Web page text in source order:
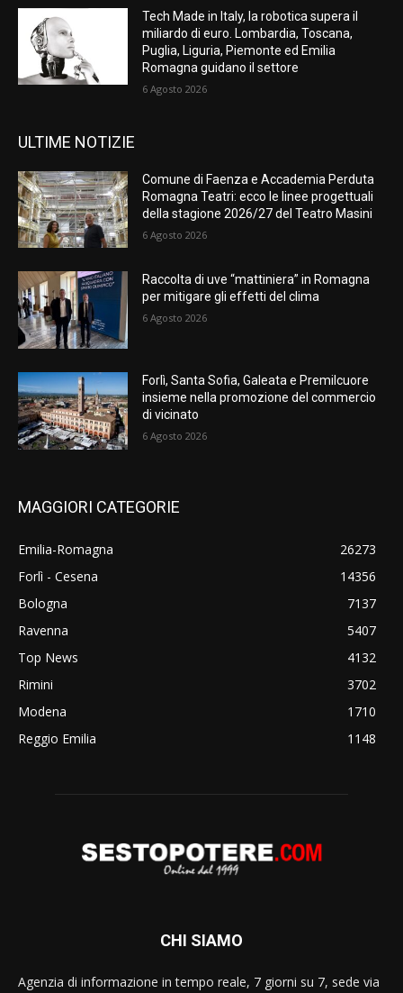
Tech Made in Italy, la robotica supera il
miliardo di euro. Lombardia, Toscana,
Puglia, Liguria, Piemonte ed Emilia
Romagna guidano il settore
6 Agosto 2026
ULTIME NOTIZIE
Comune di Faenza e Accademia Perduta
Romagna Teatri: ecco le linee progettuali
della stagione 2026/27 del Teatro Masini
6 Agosto 2026
Raccolta di uve “mattiniera” in Romagna
per mitigare gli effetti del clima
6 Agosto 2026
Forlì, Santa Sofia, Galeata e Premilcuore
insieme nella promozione del commercio
di vicinato
6 Agosto 2026
MAGGIORI CATEGORIE
Emilia-Romagna
26273
Forlì - Cesena
14356
Bologna
7137
Ravenna
5407
Top News
4132
Rimini
3702
Modena
1710
Reggio Emilia
1148
CHI SIAMO
Agenzia di informazione in tempo reale, 7 giorni su 7, sede via